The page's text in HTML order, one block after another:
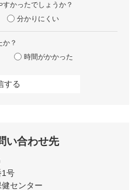
かったでしょうか？
分かりにくい
か？
時間がかかった
い合わせ先
1号
センター